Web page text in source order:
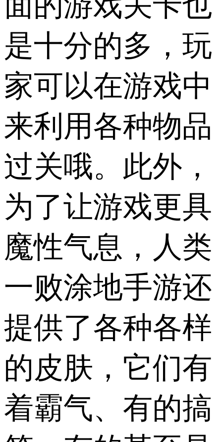
是十分的多，玩
家可以在游戏中
来利用各种物品
过关哦。此外，
为了让游戏更具
魔性气息，人类
一败涂地手游还
提供了各种各样
的皮肤，它们有
着霸气、有的搞